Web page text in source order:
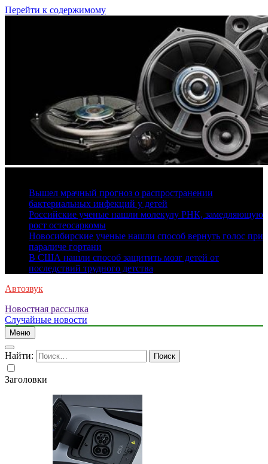
Перейти к содержимому
Вышел мрачный прогноз о распространении
бактериальных инфекций у детей
Российские ученые нашли молекулу РНК, замедляющую
рост остеосаркомы
Новосибирские ученые нашли способ вернуть голос при
параличе гортани
В США нашли способ защитить мозг детей от
последствий трудного детства
Автозвук
Новостная рассылка
Случайные новости
Меню
Найти:
Заголовки